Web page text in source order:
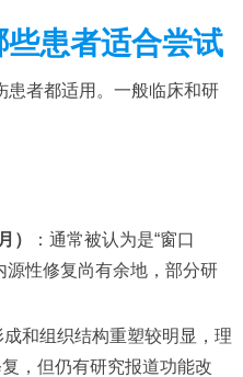
患者适合尝试
患者都适用。一般临床和研
）
：通常被认为是“窗口
源性修复尚有余地，部分研
成和组织结构重塑较明显，理
，但仍有研究报道功能改